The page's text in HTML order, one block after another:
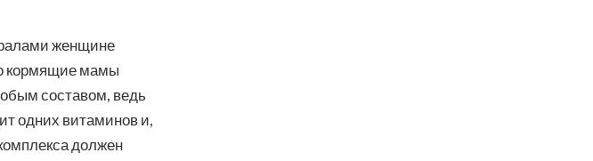
женщине
кормящие мамы
составом, ведь
одних витаминов и,
должен